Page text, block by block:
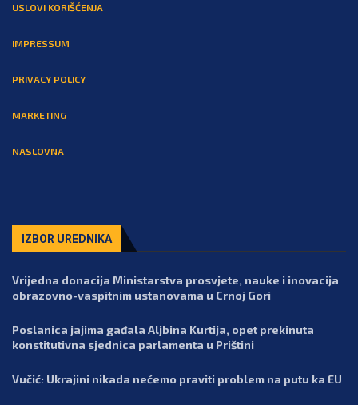
USLOVI KORIŠĆENJA
IMPRESSUM
PRIVACY POLICY
MARKETING
NASLOVNA
IZBOR UREDNIKA
Vrijedna donacija Ministarstva prosvjete, nauke i inovacija
obrazovno-vaspitnim ustanovama u Crnoj Gori
Poslanica jajima gađala Aljbina Kurtija, opet prekinuta
konstitutivna sjednica parlamenta u Prištini
Vučić: Ukrajini nikada nećemo praviti problem na putu ka EU